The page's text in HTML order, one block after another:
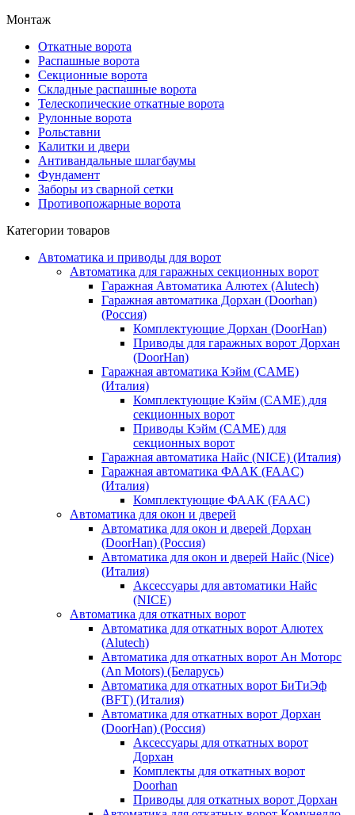
Монтаж
Откатные ворота
Распашные ворота
Секционные ворота
Складные распашные ворота
Телескопические откатные ворота
Рулонные ворота
Рольставни
Калитки и двери
Антивандальные шлагбаумы
Фундамент
Заборы из сварной сетки
Противопожарные ворота
Категории товаров
Автоматика и приводы для ворот
Автоматика для гаражных секционных ворот
Гаражная Автоматика Алютех (Alutech)
Гаражная автоматика Дорхан (Doorhan)
(Россия)
Комплектующие Дорхан (DoorHan)
Приводы для гаражных ворот Дорхан
(DoorHan)
Гаражная автоматика Кэйм (CAME)
(Италия)
Комплектующие Кэйм (CAME) для
секционных ворот
Приводы Кэйм (CAME) для
секционных ворот
Гаражная автоматика Найс (NICE) (Италия)
Гаражная автоматика ФААК (FAAC)
(Италия)
Комплектующие ФААК (FAAC)
Автоматика для окон и дверей
Автоматика для окон и дверей Дорхан
(DoorHan) (Россия)
Автоматика для окон и дверей Найс (Nice)
(Италия)
Аксессуары для автоматики Найс
(NICE)
Автоматика для откатных ворот
Автоматика для откатных ворот Алютех
(Alutech)
Автоматика для откатных ворот Ан Моторс
(An Motors) (Беларусь)
Автоматика для откатных ворот БиТиЭф
(BFT) (Италия)
Автоматика для откатных ворот Дорхан
(DoorHan) (Россия)
Аксессуары для откатных ворот
Дорхан
Комплекты для откатных ворот
Doorhan
Приводы для откатных ворот Дорхан